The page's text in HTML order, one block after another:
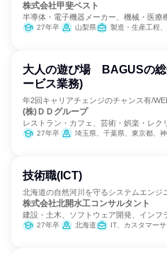
株式会社甲斐ベスト
半導体・電子機器メーカー、機械・医療
27年卒 山梨県 製造・生産工程
大人の遊び場 BAGUSの総
ービス業務)
年2回キャリアチェンジのチャンス有/
(株)ＤＤグループ
レストラン・カフェ、芸術・娯楽・レク
27年卒 埼玉県、千葉県、東京都、神奈川県、愛知県、大阪府、福岡県
技術職(ICT)
北海道の自然河川を守るシステムエンジ
株式会社北開水工コンサルタント
建設・土木、ソフトウェア開発、インフ
27年卒 北海道 IT、カスタマー